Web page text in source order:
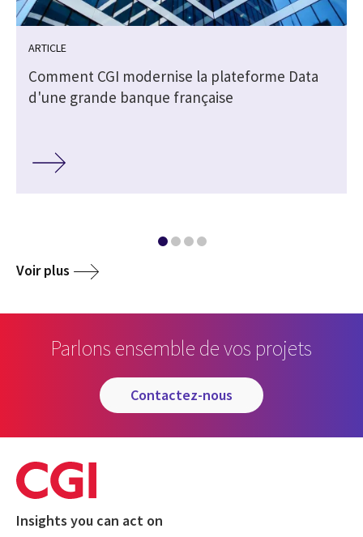
ARTICLE
Comment CGI modernise la plateforme Data
d'une grande banque française
Voir plus
Parlons ensemble de vos projets
contactez-nous
Insights you can act on